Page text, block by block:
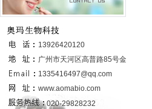
联系我们
13926420120
广州市天河区高普路85号金发科技园
6号楼437室
1335416497@qq.com
www.aomabio.com
020-29828232